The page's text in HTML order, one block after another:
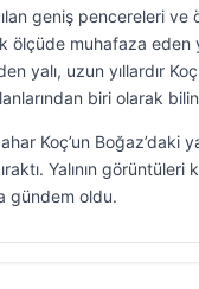
geniş pencereleri ve
ölçüde muhafaza eden
yalı, uzun yıllardır
biri olarak
Koç’un Boğaz’daki
Yalının görüntüleri
gündem oldu.